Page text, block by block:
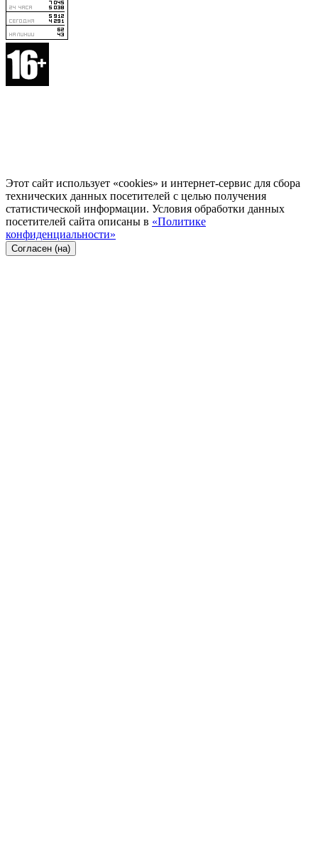
Этот сайт использует «cookies» и интернет-сервис для сбора
технических данных посетителей с целью получения
статистической информации. Условия обработки данных
посетителей сайта описаны в «Политике
конфиденциальности»
Согласен (на)